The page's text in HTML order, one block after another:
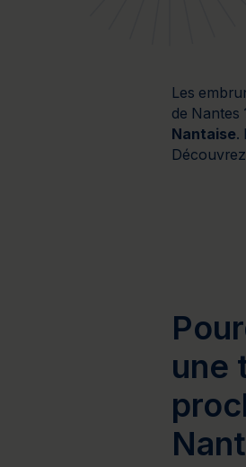
Les
de Nantes
Nantaise.
une